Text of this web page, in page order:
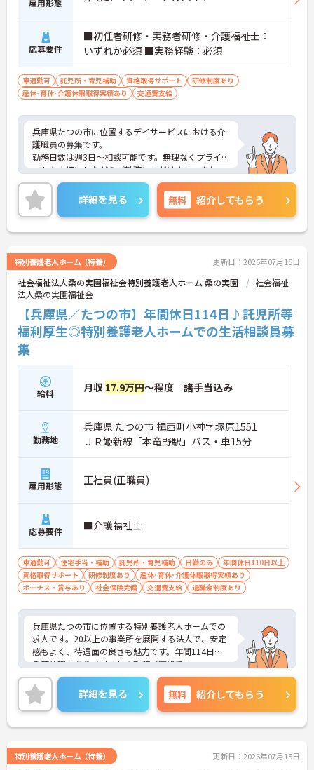
雇用形態
応募要件
■初任者研修・実務者研修・介護福祉士：
いずれか必須 ■実務経験：必須
車通勤可 託児所・育児補助 資格取得サポート
研修制度あり
産休･育休･介護休暇取得実績あり
交通費支給
兵庫県たつの市に位置するデイサービスにおける介
護職員の募集です。
勤務日数は週3日～相談可能です。無理なくプライベ
ートを大切にしながらご勤務いただけます。また、
利用可能な託児所があり、子育て世代の方も安心し
てご勤務いただけます。
ご興味のある方には、面接対策ポイントなど、さら
に詳細をご案内しますのでお気軽にご相談くださ
い！
詳細を見る 無料 紹介してもらう
特別養護老人ホーム（特養） 更新日：2026年07月15日
社会福祉法人桑の実園福祉会特別養護老人ホーム 桑の実園
社会福祉
法人桑の実園福祉会
【兵庫県／たつの市】年間休日114日♪託児所等
福利厚生◎特別養護老人ホームでの生活相談員募
集
給料 月収 17.9万円～程度 諸手当込み
勤務地
兵庫県 たつの市 揖西町小神字塚原1551
ＪＲ姫新線「本竜野駅」バス・車15分
雇用形態 正社員(正職員)
応募要件 ■介護福祉士
車通勤可 住宅手当・補助 託児所・育児補助 日勤のみ
年間休日110日以上
資格取得サポート
研修制度あり
産休･育休･介護休暇取得実績あり
ボーナス・賞与あり
社会保険完備 交通費支給 退職金制度あり
兵庫県たつの市に位置する特別養護老人ホームでの
求人です。20以上の事業所を展開する法人で、安定
感もよく、待遇面の良さも魅力です。年間114日、
季節休暇もありメリハリの勤務が可能です。
ご興味のある方はお気軽にお問い合わせ下さい。
詳細を見る 無料 紹介してもらう
特別養護老人ホーム（特養） 更新日：2026年07月15日